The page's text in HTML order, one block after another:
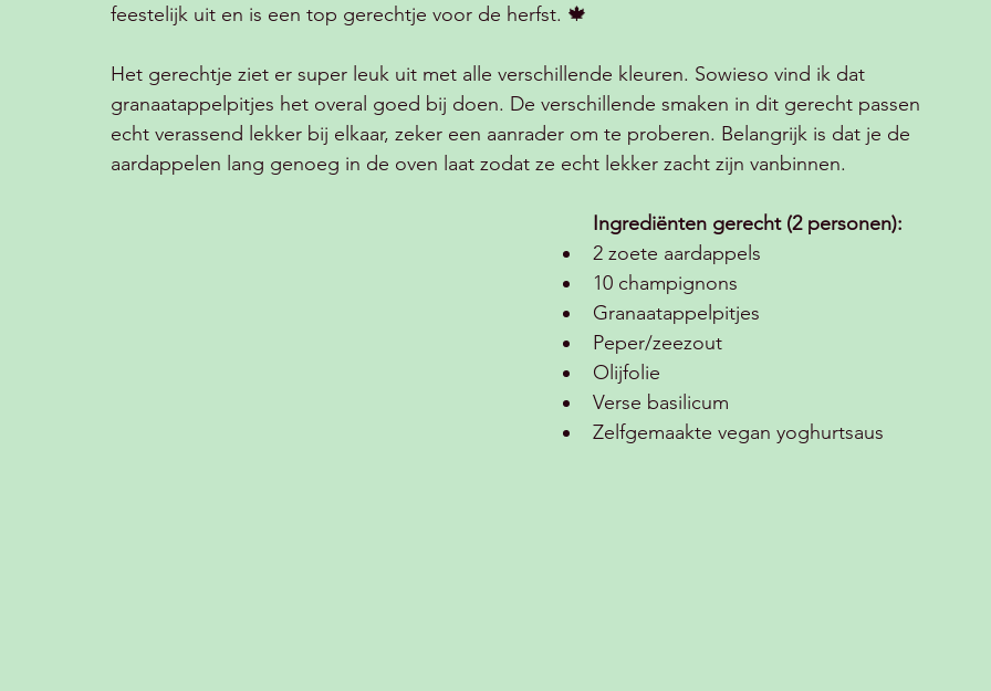
feestelijk uit en is een top gerechtje voor de herfst. 🍁
Het gerechtje ziet er super leuk uit met alle verschillende kleuren. Sowieso vind ik dat
granaatappelpitjes het overal goed bij doen. De verschillende smaken in dit gerecht passen
echt verassend lekker bij elkaar, zeker een aanrader om te proberen. Belangrijk is dat je de
aardappelen lang genoeg in de oven laat zodat ze echt lekker zacht zijn vanbinnen.
Ingrediënten gerecht (2 personen):
2 zoete aardappels
10 champignons
Granaatappelpitjes
Peper/zeezout
Olijfolie
Verse basilicum
Zelfgemaakte vegan yoghurtsaus